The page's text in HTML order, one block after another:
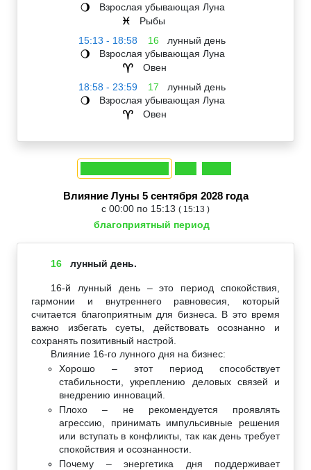
🌖 Взрослая убывающая Луна
♓
Рыбы
15:13 - 18:58
16 лунный день
🌖 Взрослая убывающая Луна
♈
Овен
18:58 - 23:59
17 лунный день
🌖 Взрослая убывающая Луна
♈ Овен
Влияние Луны 5 сентября 2028 года
с 00:00 по 15:13 ( 15:13 )
благоприятный период
16 лунный день.
16-й лунный день – это период спокойствия,
гармонии и внутреннего равновесия, который
считается благоприятным для бизнеса. В это время
важно избегать суеты, действовать осознанно и
сохранять позитивный настрой.
Влияние 16-го лунного дня на бизнес:
Хорошо – этот период способствует
стабильности, укреплению деловых связей и
внедрению инноваций.
Плохо – не рекомендуется проявлять
агрессию, принимать импульсивные решения
или вступать в конфликты, так как день требует
спокойствия и осознанности.
Почему – энергетика дня поддерживает